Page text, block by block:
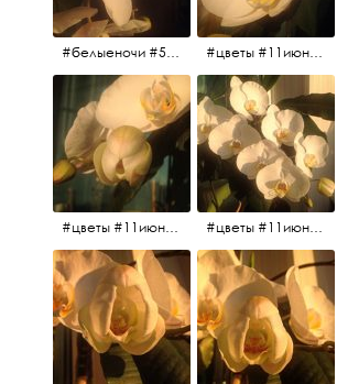
#белыеночи #5утра #11июня2017 #цветы #цветы #11июня2017 #5утра #белыеночи
#цветы #11июня2017 #цветы #11июня2017